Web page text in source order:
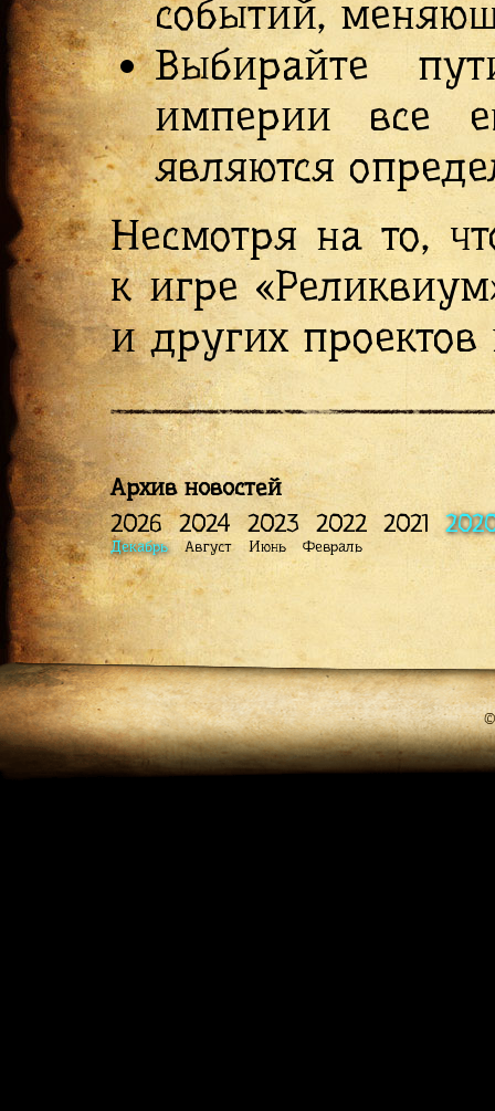
событий,
Выбирайте
империи все
являются
Несмотря на то,
к игре
и других
Архив новостей
2026 2024 2023 2022 2021
Декабрь Август Июнь Февраль
©